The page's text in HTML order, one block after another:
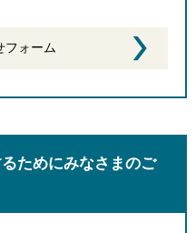
ためにみなさまのご